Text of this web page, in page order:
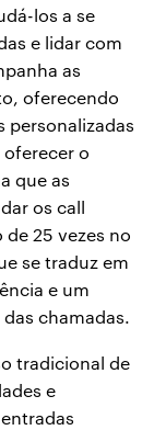
los a se
e lidar com
as
oferecendo
personalizadas
o
que as
os call
25 vezes no
se traduz em
e um
chamadas.
tradicional de
e